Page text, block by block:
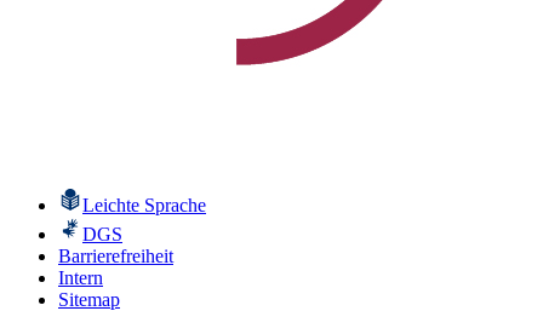
Leichte Sprache
DGS
Barrierefreiheit
Intern
Sitemap